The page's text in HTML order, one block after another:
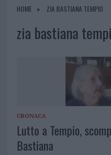
HOME ZIA BASTIANA TEMPIO
zia bastiana
CRONACA
Lutto a Tempio,
Bastiana